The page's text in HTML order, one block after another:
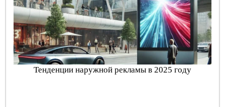
Тенденции наружной рекламы в 2025 году